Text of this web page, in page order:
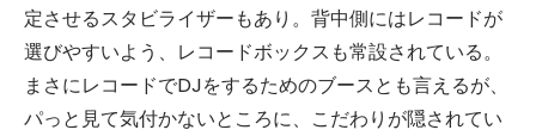
定させるスタビライザーもあり。背中側にはレコードが
選びやすいよう、レコードボックスも常設されている。
まさにレコードでDJをするためのブースとも言えるが、
パっと見て気付かないところに、こだわりが隠されてい